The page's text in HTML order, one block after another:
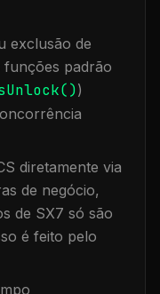
exclusão de
funções padrão
)
diretamente via
de negócio,
de SX7 só são
é feito pelo